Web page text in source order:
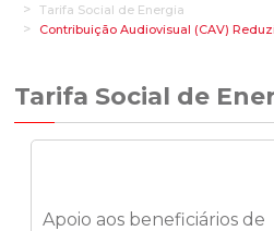
Tarifa Social de Energia
Contribuição Audiovisual (CAV)
Tarifa Social de
Apoio aos beneficiários de